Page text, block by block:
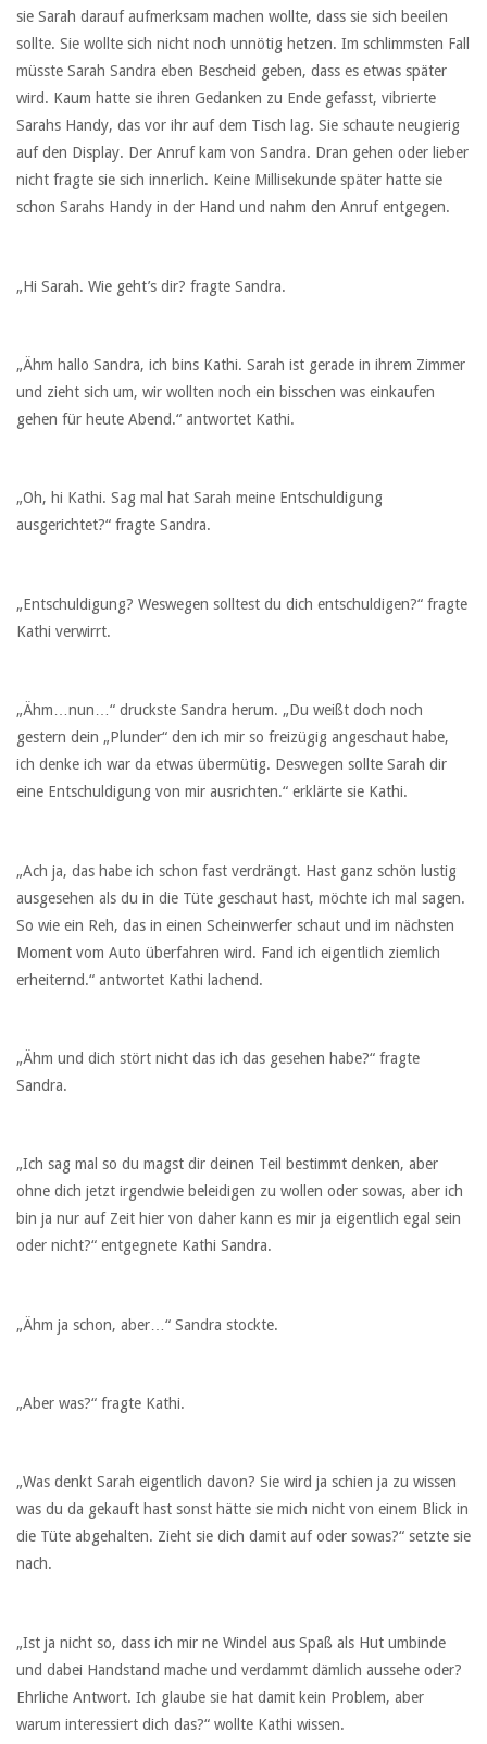
sie Sarah darauf aufmerksam machen wollte, dass sie sich beeilen
sollte. Sie wollte sich nicht noch unnötig hetzen. Im schlimmsten Fall
müsste Sarah Sandra eben Bescheid geben, dass es etwas später
wird. Kaum hatte sie ihren Gedanken zu Ende gefasst, vibrierte
Sarahs Handy, das vor ihr auf dem Tisch lag. Sie schaute neugierig
auf den Display. Der Anruf kam von Sandra. Dran gehen oder lieber
nicht fragte sie sich innerlich. Keine Millisekunde später hatte sie
schon Sarahs Handy in der Hand und nahm den Anruf entgegen.
„Hi Sarah. Wie geht’s dir? fragte Sandra.
„Ähm hallo Sandra, ich bins Kathi. Sarah ist gerade in ihrem Zimmer
und zieht sich um, wir wollten noch ein bisschen was einkaufen
gehen für heute Abend.“ antwortet Kathi.
„Oh, hi Kathi. Sag mal hat Sarah meine Entschuldigung
ausgerichtet?“ fragte Sandra.
„Entschuldigung? Weswegen solltest du dich entschuldigen?“ fragte
Kathi verwirrt.
„Ähm…nun…“ druckste Sandra herum. „Du weißt doch noch
gestern dein „Plunder“ den ich mir so freizügig angeschaut habe,
ich denke ich war da etwas übermütig. Deswegen sollte Sarah dir
eine Entschuldigung von mir ausrichten.“ erklärte sie Kathi.
„Ach ja, das habe ich schon fast verdrängt. Hast ganz schön lustig
ausgesehen als du in die Tüte geschaut hast, möchte ich mal sagen.
So wie ein Reh, das in einen Scheinwerfer schaut und im nächsten
Moment vom Auto überfahren wird. Fand ich eigentlich ziemlich
erheiternd.“ antwortet Kathi lachend.
„Ähm und dich stört nicht das ich das gesehen habe?“ fragte
Sandra.
„Ich sag mal so du magst dir deinen Teil bestimmt denken, aber
ohne dich jetzt irgendwie beleidigen zu wollen oder sowas, aber ich
bin ja nur auf Zeit hier von daher kann es mir ja eigentlich egal sein
oder nicht?“ entgegnete Kathi Sandra.
„Ähm ja schon, aber…“ Sandra stockte.
„Aber was?“ fragte Kathi.
„Was denkt Sarah eigentlich davon? Sie wird ja schien ja zu wissen
was du da gekauft hast sonst hätte sie mich nicht von einem Blick in
die Tüte abgehalten. Zieht sie dich damit auf oder sowas?“ setzte sie
nach.
„Ist ja nicht so, dass ich mir ne Windel aus Spaß als Hut umbinde
und dabei Handstand mache und verdammt dämlich aussehe oder?
Ehrliche Antwort. Ich glaube sie hat damit kein Problem, aber
warum interessiert dich das?“ wollte Kathi wissen.